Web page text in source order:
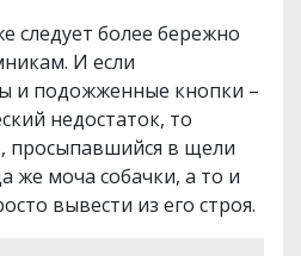
следует более бережно
И если
и подожженные кнопки –
недостаток, то
просыпавшийся в щели
же моча собачки, а то и
вывести из его строя.